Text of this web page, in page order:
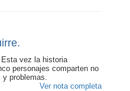
vez la historia
personajes comparten no
problemas.
Ver nota completa